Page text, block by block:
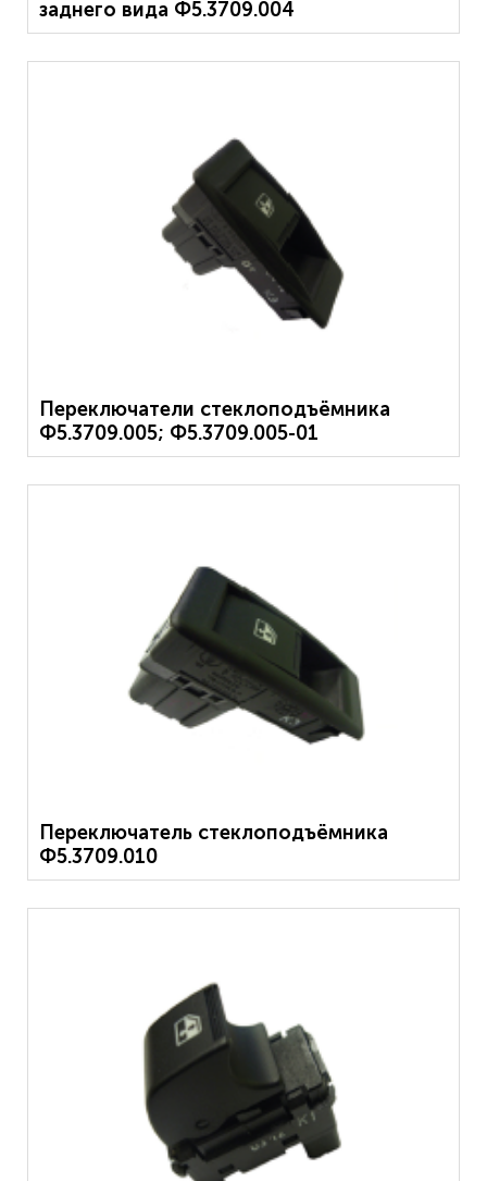
заднего вида Ф5.3709.004
Переключатели стеклоподъёмника
Ф5.3709.005; Ф5.3709.005-01
Переключатель стеклоподъёмника
Ф5.3709.010